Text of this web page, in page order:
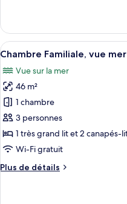
ville
le
type
de
Chambre
Familiale,
vue
ville
Afficher
toutes
les
photos
pour
ce
type
de
chambre :
Chambre
3
Chambre Familiale, vue mer
Vue sur la mer
46 m²
1 chambre
3 personnes
1 très grand lit et 2 canapés-
Wi-Fi gratuit
Plus de détails
Plus